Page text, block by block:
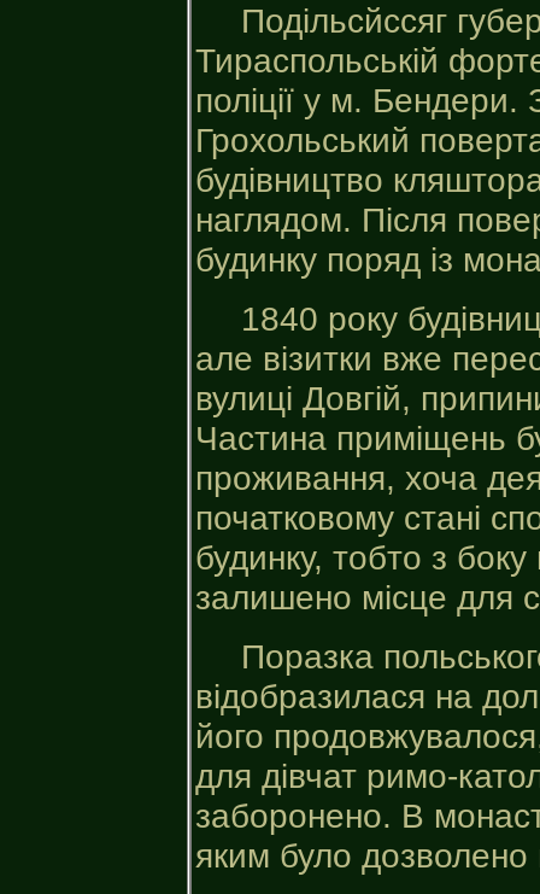
Подільсйссяг
Тираспольській
поліції у м.
Грохольський
будівництво
наглядом. Після
будинку поряд із
1840 року
але візитки вже
вулиці Довгій,
Частина приміщень
проживання, хоча
початковому стані
будинку, тобто з
залишено місце для
Поразка
відобразилася на
його
для дівчат римо-
заборонено. В
яким було дозволено